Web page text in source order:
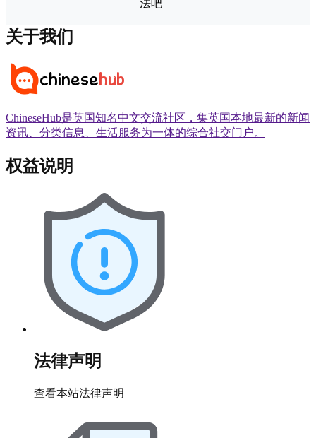
法吧
关于我们
ChineseHub是英国知名中文交流社区，集英国本地最新的新闻
资讯、分类信息、生活服务为一体的综合社交门户。
权益说明
法律声明
查看本站法律声明